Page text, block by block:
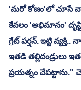
'మరో కోణం'లో చూసే
కేవలం 'అభిమానం'
గ్రేట్ పర్షన్. ఇట్టి
ఇతడి తల్లిదండ్రులు
ప్రయత్నం చేపట్టాను."